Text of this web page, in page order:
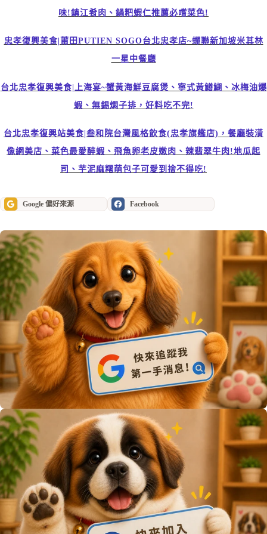
味!鎮江肴肉、鍋粑蝦仁推薦必嚐菜色!
忠孝復興美食|莆田PUTIEN SOGO台北忠孝店~蟬聯新加坡米其林
一星中餐廳
台北忠孝復興美食|上海宴~蟹黃海鮮豆腐煲、寧式黃鱔鰗、冰梅油爆
蝦、無錫燜子排，好料吃不完!
台北忠孝復興站美食|叁和院台灣風格飲食(忠孝旗艦店)，餐廳裝潢
像網美店、菜色最愛醉蝦、飛魚卵老皮嫩肉、辣翡翠牛肉!地瓜起
司、芋泥麻糬萌包子可愛到捨不得吃!
Google 偏好來源 Facebook